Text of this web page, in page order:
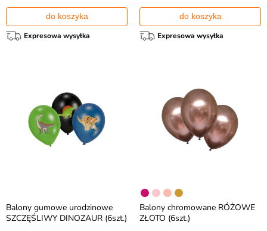
do koszyka
Expresowa wysyłka
do koszyka
Expresowa wysyłka
Balony gumowe urodzinowe
SZCZĘŚLIWY DINOZAUR (6szt.)
Balony chromowane RÓŻOWE
ZŁOTO (6szt.)